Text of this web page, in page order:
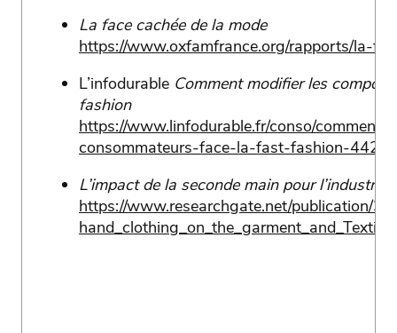
La face cachée de la mode
https://www.oxfamfrance.org/rapports/la-
L’infodurable Comment modifier les
fashion
https://www.linfodurable.fr/conso/
consommateurs-face-la-fast-fashion-
L’impact de la seconde main pour l’industrie
https://www.researchgate.net/publication/